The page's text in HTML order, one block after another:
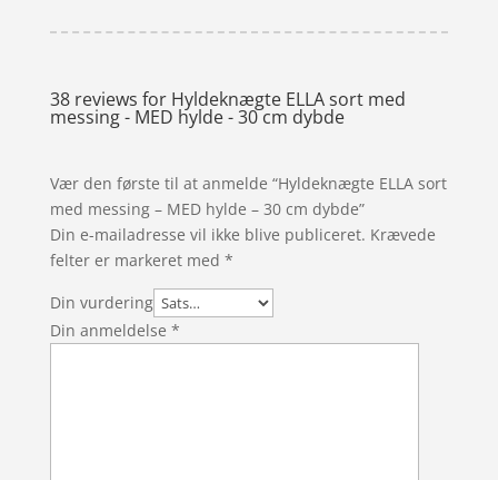
38 reviews for Hyldeknægte ELLA sort med
messing - MED hylde - 30 cm dybde
Vær den første til at anmelde “Hyldeknægte ELLA sort
med messing – MED hylde – 30 cm dybde”
Din e-mailadresse vil ikke blive publiceret. Krævede
felter er markeret med *
Din vurdering
Din anmeldelse *